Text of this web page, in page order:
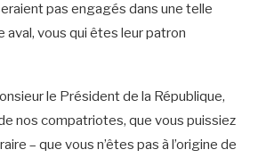
pas engagés dans une telle
aval, vous qui êtes leur patron
le Président de la République,
nos compatriotes, que vous puissiez
– que vous n’êtes pas à l’origine de